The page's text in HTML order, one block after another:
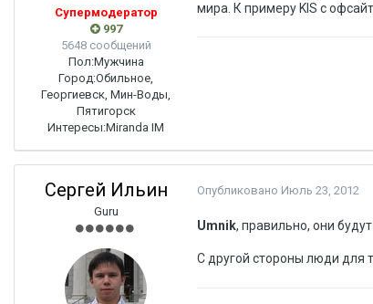
Супермодератор
997
5648 сообщений
Пол:Мужчина
Город:Обильное,
Георгиевск, Мин-Воды,
Пятигорск
Интересы:Miranda IM
мира. К примеру KIS с
Сергей Ильин
Guru
Опубликовано Июль 23, 2012
Umnik, правильно, они
С другой стороны люди для